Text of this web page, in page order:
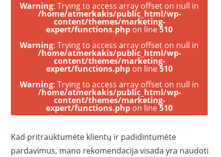
Warning: Trying to access array offset on null in
/home/atmerkakis/public_html/wp-
content/themes/marketing-
expert/functions.php on line510
Warning: Trying to access array offset on null in
/home/atmerkakis/public_html/wp-
content/themes/marketing-
expert/functions.php on line510
Warning: Trying to access array offset on null in
/home/atmerkakis/public_html/wp-
content/themes/marketing-
expert/functions.php on line510
Kad pritrauktumėte klientų ir padidintumėte
pardavimus, mano rekomendacija visada yra naudoti